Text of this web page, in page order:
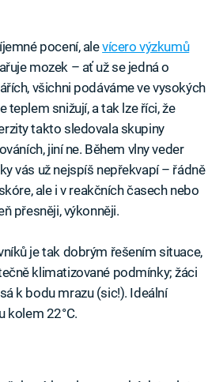
pocení, alevícero výzkumů
mozek – ať už se jedná o
všichni podáváme ve vysokých
snižují, a tak lze říci, že
takto sledovala skupiny
jiní ne. Během vlny veder
vás už nejspíš nepřekvapí – řádně
ale i v reakčních časech nebo
přesněji, výkonněji.
je tak dobrým řešením situace,
klimatizované podmínky; žáci
k bodu mrazu (sic!). Ideální
kolem 22°C.